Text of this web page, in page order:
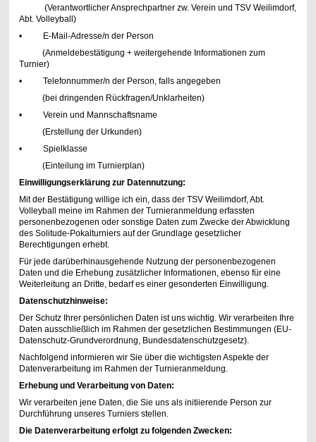
(Verantwortlicher Ansprechpartner zw. Verein und TSV Weilimdorf,
Abt. Volleyball)
• E-Mail-Adresse/n der Person
(Anmeldebestätigung + weitergehende Informationen zum
Turnier)
• Telefonnummer/n der Person, falls angegeben
(bei dringenden Rückfragen/Unklarheiten)
• Verein und Mannschaftsname
(Erstellung der Urkunden)
• Spielklasse
(Einteilung im Turnierplan)
Einwilligungserklärung zur Datennutzung:
Mit der Bestätigung willige ich ein, dass der TSV Weilimdorf, Abt.
Volleyball meine im Rahmen der Turnieranmeldung erfassten
personenbezogenen oder sonstige Daten zum Zwecke der Abwicklung
des Solitude-Pokalturniers auf der Grundlage gesetzlicher
Berechtigungen erhebt.
Für jede darüberhinausgehende Nutzung der personenbezogenen
Daten und die Erhebung zusätzlicher Informationen, ebenso für eine
Weiterleitung an Dritte, bedarf es einer gesonderten Einwilligung.
Datenschutzhinweise:
Der Schutz Ihrer persönlichen Daten ist uns wichtig. Wir verarbeiten Ihre
Daten ausschließlich im Rahmen der gesetzlichen Bestimmungen (EU-
Datenschutz-Grundverordnung, Bundesdatenschutzgesetz).
Nachfolgend informieren wir Sie über die wichtigsten Aspekte der
Datenverarbeitung im Rahmen der Turnieranmeldung.
Erhebung und Verarbeitung von Daten:
Wir verarbeiten jene Daten, die Sie uns als initiierende Person zur
Durchführung unseres Turniers stellen.
Die Datenverarbeitung erfolgt zu folgenden Zwecken: